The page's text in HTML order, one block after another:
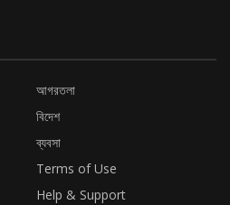
আগরতলা
বিদেশ
ব্যবসা
Terms of Use
Help & Support